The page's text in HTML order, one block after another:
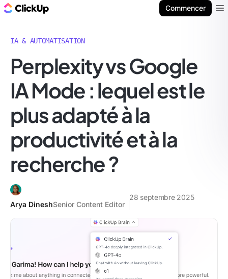
Commencer
IA & AUTOMATISATION
Perplexity vs Google
IA Mode : lequel est le
plus adapté à la
productivité et à la
recherche ?
Arya DineshSenior Content Editor
28 septembre 2025